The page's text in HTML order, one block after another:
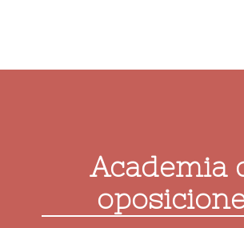
Academia